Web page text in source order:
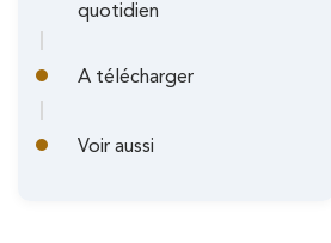
quotidien
A télécharger
Voir aussi